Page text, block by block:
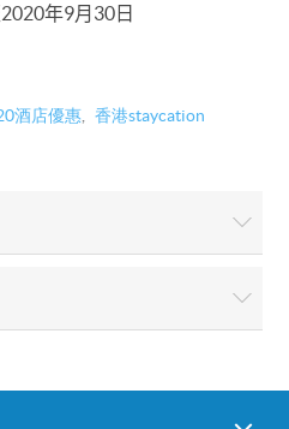
年9月30日
酒店優惠, 香港staycation